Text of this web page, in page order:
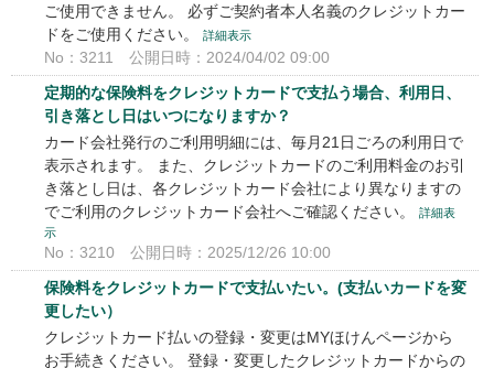
ご使用できません。 必ずご契約者本人名義のクレジットカー
ドをご使用ください。
詳細表示
No：3211
公開日時：2024/04/02 09:00
定期的な保険料をクレジットカードで支払う場合、利用日、
引き落とし日はいつになりますか？
カード会社発行のご利用明細には、毎月21日ごろの利用日で
表示されます。 また、クレジットカードのご利用料金のお引
き落とし日は、各クレジットカード会社により異なりますの
でご利用のクレジットカード会社へご確認ください。
詳細表
示
No：3210
公開日時：2025/12/26 10:00
保険料をクレジットカードで支払いたい。(支払いカードを変
更したい）
クレジットカード払いの登録・変更はMYほけんページから
お手続きください。 登録・変更したクレジットカードからの